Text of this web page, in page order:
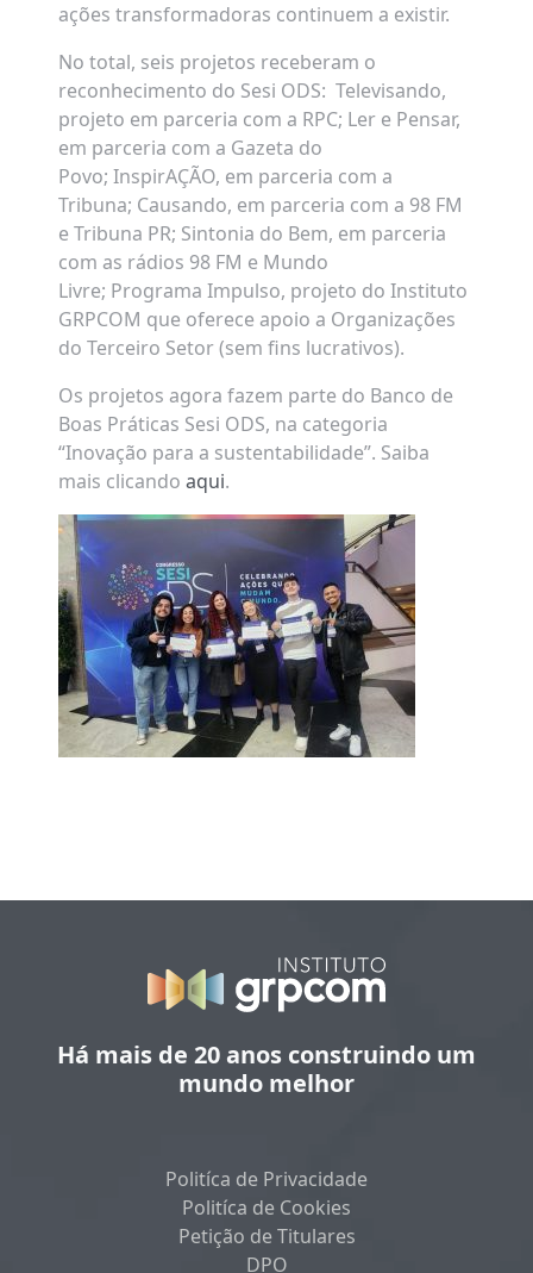
ações transformadoras continuem a existir.
No total, seis projetos receberam o
reconhecimento do Sesi ODS: Televisando,
projeto em parceria com a RPC; Ler e Pensar,
em parceria com a Gazeta do
Povo; InspirAÇÃO, em parceria com a
Tribuna; Causando, em parceria com a 98 FM
e Tribuna PR; Sintonia do Bem, em parceria
com as rádios 98 FM e Mundo
Livre; Programa Impulso, projeto do Instituto
GRPCOM que oferece apoio a Organizações
do Terceiro Setor (sem fins lucrativos).
Os projetos agora fazem parte do Banco de
Boas Práticas Sesi ODS, na categoria
“Inovação para a sustentabilidade”. Saiba
mais clicandoaqui.
Há mais de 20 anos construindo um
mundo melhor
Politíca de Privacidade
Politíca de Cookies
Petição de Titulares
DPO